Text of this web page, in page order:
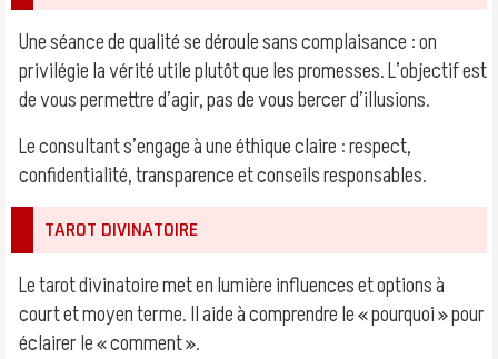
Une séance de qualité se déroule sans complaisance : on
privilégie la vérité utile plutôt que les promesses. L’objectif est
de vous permettre d’agir, pas de vous bercer d’illusions.
Le consultant s’engage à une éthique claire : respect,
confidentialité, transparence et conseils responsables.
TAROT DIVINATOIRE
Le tarot divinatoire met en lumière influences et options à
court et moyen terme. Il aide à comprendre le « pourquoi » pour
éclairer le « comment ».